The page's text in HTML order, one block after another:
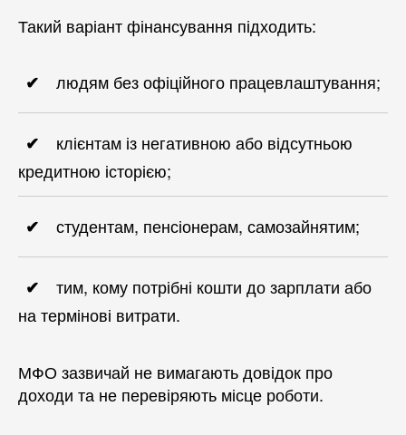
Такий варіант фінансування підходить:
людям без офіційного працевлаштування;
клієнтам із негативною або відсутньою
кредитною історією;
студентам, пенсіонерам, самозайнятим;
тим, кому потрібні кошти до зарплати або
на термінові витрати.
МФО зазвичай не вимагають довідок про
доходи та не перевіряють місце роботи.